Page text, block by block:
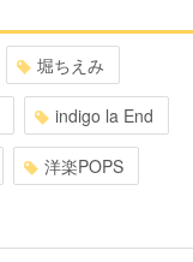
堀ちえみ
indigo la End
洋楽POPS